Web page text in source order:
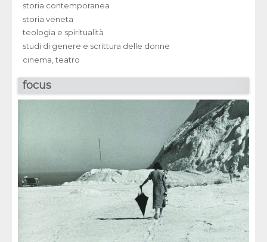
storia contemporanea
storia veneta
teologia e spiritualità
studi di genere e scrittura delle donne
cinema, teatro
focus